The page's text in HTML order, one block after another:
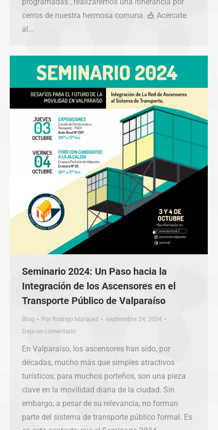
cerros de nuestra hermosa comuna. 🎪 Acércate
al…
Seminario 2024: Un Paso hacia la
Integración de los Ascensores en el
Transporte Público de Valparaíso
Blog Por Rodrigo Márquez
septiembre 24, 2024
Deja un comentario
En Valparaíso, los ascensores han sido, por
décadas, mucho más que simples atractivos
turísticos; para muchos porteños, son una pieza
clave en la movilidad diaria de la ciudad. Sin
embargo, a pesar de su relevancia, no forman
parte del sistema de transporte público formal. Es